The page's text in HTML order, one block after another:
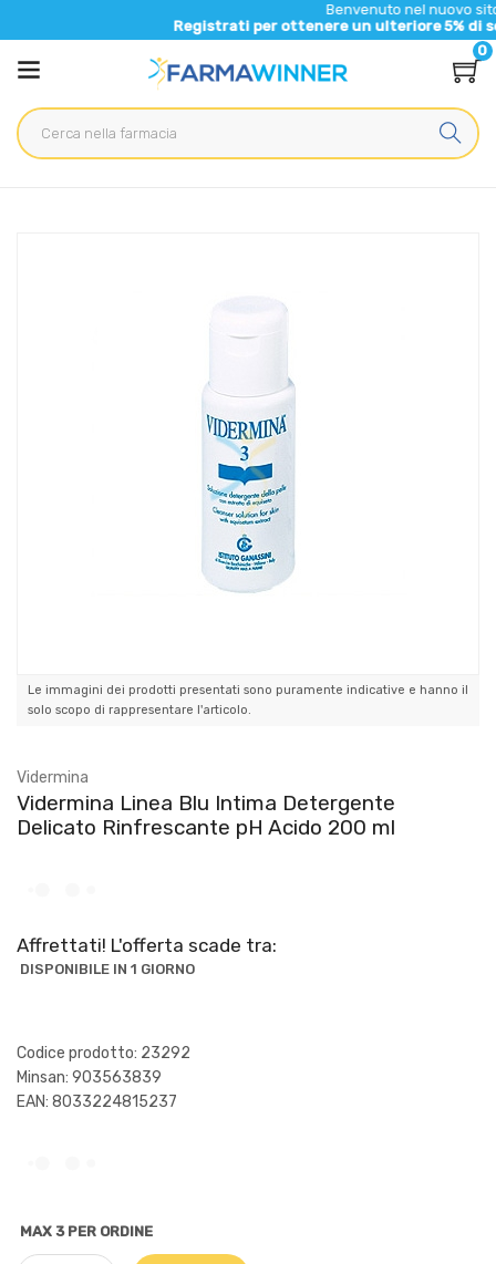
Benvenuto nel nuovo sito di
Registrati per ottenere un ulteriore 5% di sconto
0
Le immagini dei prodotti presentati sono puramente indicative e hanno il
solo scopo di rappresentare l'articolo.
Vidermina
Vidermina Linea Blu Intima Detergente
Delicato Rinfrescante pH Acido 200 ml
Affrettati! L'offerta scade tra:
DISPONIBILE IN 1 GIORNO
Codice prodotto: 23292
Minsan: 903563839
EAN: 8033224815237
MAX 3 PER ORDINE